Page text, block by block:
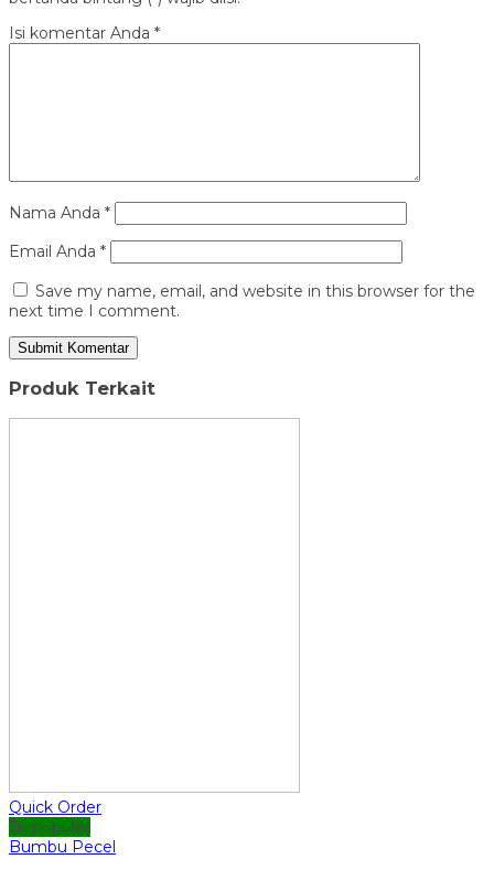
Isi komentar Anda *
Nama Anda *
Email Anda *
Save my name, email, and website in this browser for the
next time I comment.
Produk Terkait
Quick Order
Terpopuler
Bumbu Pecel